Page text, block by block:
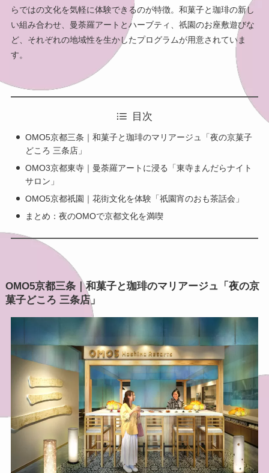
らではの文化を気軽に体験できるのが特徴。和菓子と珈琲の新し
い組み合わせ、曼荼羅アートとハーブティ、祇園のお座敷遊びな
ど、それぞれの地域性を生かしたプログラムが用意されていま
す。
目次
OMO5京都三条｜和菓子と珈琲のマリアージュ「夜の京菓子
どころ 三条店」
OMO3京都東寺｜曼荼羅アートに浸る「東寺まんだらナイト
サロン」
OMO5京都祇園｜花街文化を体験「祇園宵のおも茶話会」
まとめ：夜のOMOで京都文化を満喫
OMO5京都三条｜和菓子と珈琲のマリアージュ「夜の京
菓子どころ 三条店」